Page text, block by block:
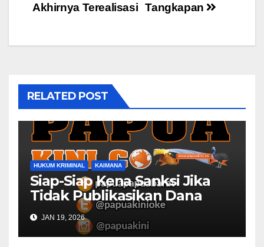
Tangkapan
Akhirnya Terealisasi
RELATED POST
HUKUM KRIMINAL KAIMANA
Siap-Siap Kena Sanksi Jika
Tidak Publikasikan Dana
Desa
JAN 19, 2026